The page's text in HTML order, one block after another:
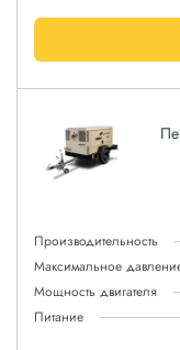
Производительность
Максимальное
Мощность двигателя
Питание